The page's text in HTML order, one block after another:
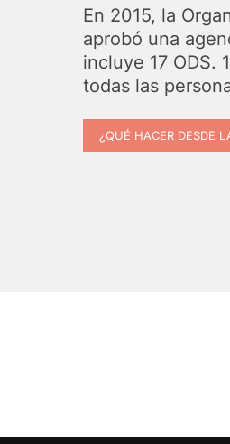
En 2015, la
aprobó una
incluye 17 ODS.
todas las
¿QUÉ HACER DESDE